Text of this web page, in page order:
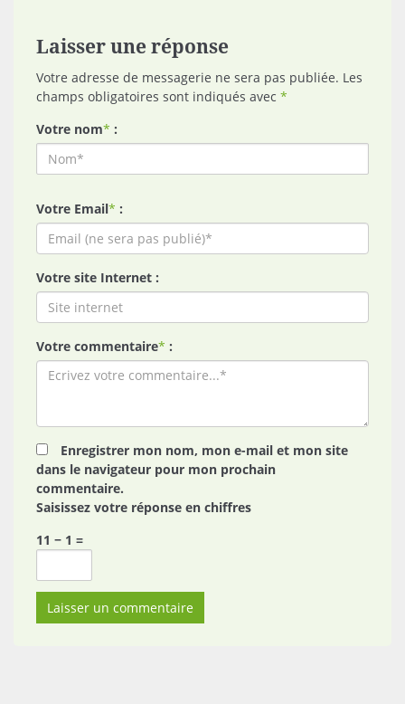
Laisser une réponse
Votre adresse de messagerie ne sera pas publiée. Les
champs obligatoires sont indiqués avec *
Votre nom* :
Votre Email* :
Votre site Internet :
Votre commentaire* :
Enregistrer mon nom, mon e-mail et mon site
dans le navigateur pour mon prochain
commentaire.
Saisissez votre réponse en chiffres
11 − 1 =